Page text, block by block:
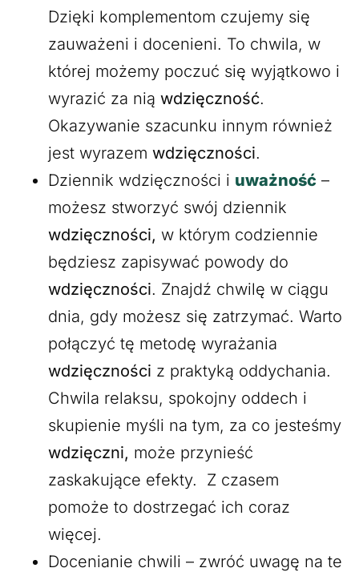
Dzięki komplementom czujemy się
zauważeni i docenieni. To chwila, w
której możemy poczuć się wyjątkowo i
wyrazić za nią wdzięczność.
Okazywanie szacunku innym również
jest wyrazem wdzięczności.
Dziennik wdzięczności i uważność –
możesz stworzyć swój dziennik
wdzięczności, w którym codziennie
będziesz zapisywać powody do
wdzięczności. Znajdź chwilę w ciągu
dnia, gdy możesz się zatrzymać. Warto
połączyć tę metodę wyrażania
wdzięczności z praktyką oddychania.
Chwila relaksu, spokojny oddech i
skupienie myśli na tym, za co jesteśmy
wdzięczni, może przynieść
zaskakujące efekty. Z czasem
pomoże to dostrzegać ich coraz
więcej.
Docenianie chwili – zwróć uwagę na te